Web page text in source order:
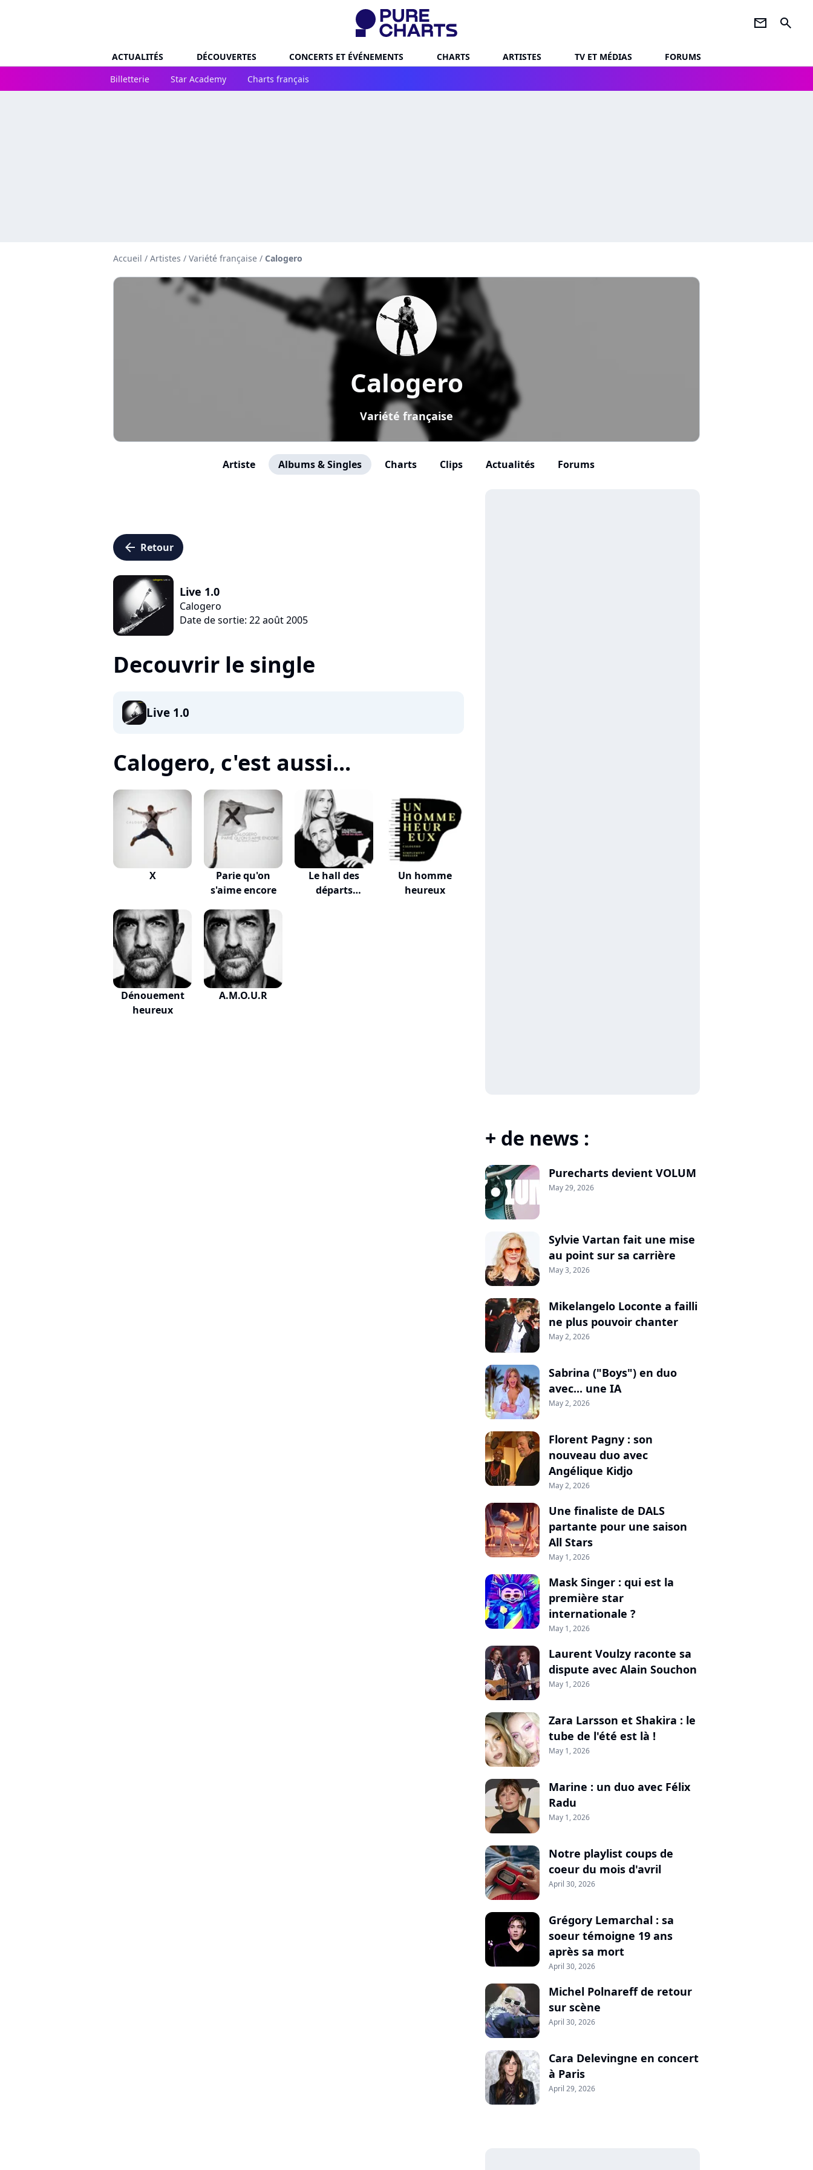
newsletter search
ACTUALITÉS DÉCOUVERTES CONCERTS ET ÉVÉNEMENTS CHARTS ARTISTES TV ET MÉDIAS
FORUMS
Billetterie
Star Academy Charts français
Accueil / Artistes / Variété française / Calogero
Calogero
Variété française
Artiste Albums & Singles Charts Clips Actualités Forums
arrow_left Retour
Live 1.0
Calogero
Date de sortie: 22 août 2005
Decouvrir le single
Live 1.0
Calogero, c'est aussi...
X
Parie qu'on
s'aime encore
Le hall des
départs
Un homme
heureux
Dénouement
heureux
A.M.O.U.R
+ de news :
Purecharts devient VOLUM
May 29, 2026
Sylvie Vartan fait une mise
au point sur sa carrière
May 3, 2026
Mikelangelo Loconte a failli
ne plus pouvoir chanter
May 2, 2026
Sabrina ("Boys") en duo
avec... une IA
May 2, 2026
Florent Pagny : son
nouveau duo avec
Angélique Kidjo
May 2, 2026
Une finaliste de DALS
partante pour une saison
All Stars
May 1, 2026
Mask Singer : qui est la
première star
internationale ?
May 1, 2026
Laurent Voulzy raconte sa
dispute avec Alain Souchon
May 1, 2026
Zara Larsson et Shakira : le
tube de l'été est là !
May 1, 2026
Marine : un duo avec Félix
Radu
May 1, 2026
Notre playlist coups de
coeur du mois d'avril
April 30, 2026
Grégory Lemarchal : sa
soeur témoigne 19 ans
après sa mort
April 30, 2026
Michel Polnareff de retour
sur scène
April 30, 2026
Cara Delevingne en concert
à Paris
April 29, 2026